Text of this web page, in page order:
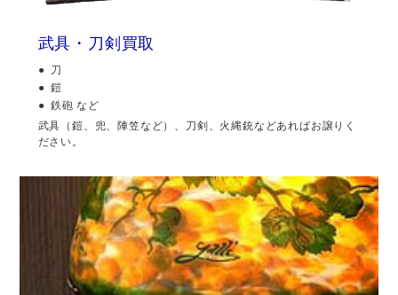
武具・刀剣買取
刀
鎧
鉄砲 など
武具（鎧、兜、陣笠など）、刀剣、火縄銃などあればお譲りく
ださい。